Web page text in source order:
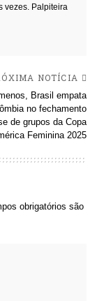
vezes. Palpiteira
NOTÍCIA
Brasil empata
no fechamento
de grupos da Copa
Feminina 2025
obrigatórios são